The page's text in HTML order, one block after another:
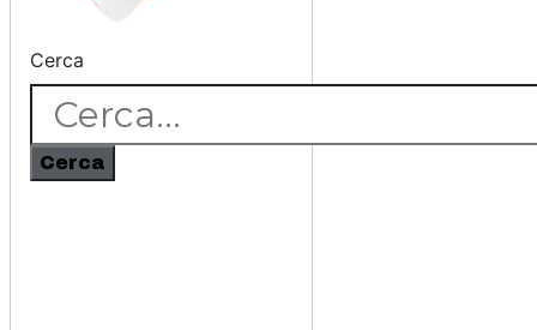
Cerca
Cerca